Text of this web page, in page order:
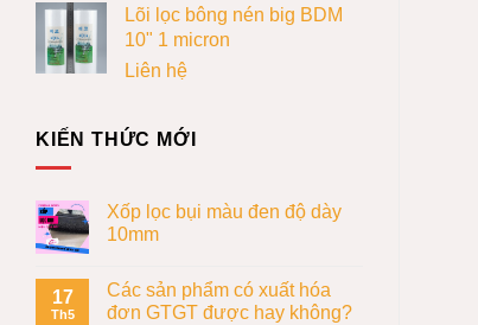
Lõi lọc bông nén big BDM
10" 1 micron
Liên hệ
KIẾN THỨC MỚI
Xốp lọc bụi màu đen độ dày
10mm
17
Th5
Các sản phẩm có xuất hóa
đơn GTGT được hay không?